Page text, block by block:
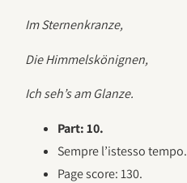
Im Sternenkranze,
Die Himmelskönignen,
Ich seh’s am Glanze.
Part: 10.
Sempre l’istesso tempo.
Page score: 130.